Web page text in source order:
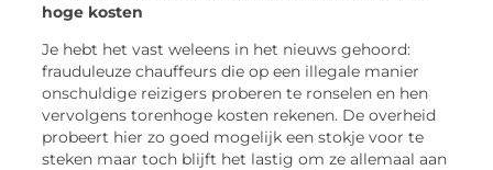
hoge kosten
Je hebt het vast weleens in het nieuws gehoord:
frauduleuze chauffeurs die op een illegale manier
onschuldige reizigers proberen te ronselen en hen
vervolgens torenhoge kosten rekenen. De overheid
probeert hier zo goed mogelijk een stokje voor te
steken maar toch blijft het lastig om ze allemaal aan